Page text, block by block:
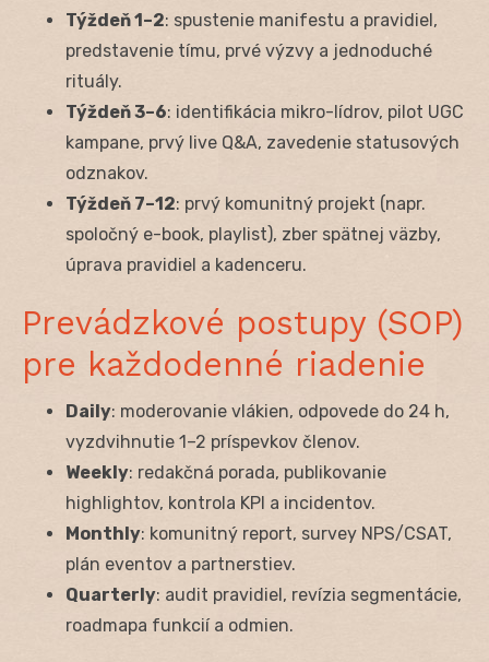
Týždeň 1–2: spustenie manifestu a pravidiel,
predstavenie tímu, prvé výzvy a jednoduché
rituály.
Týždeň 3–6: identifikácia mikro-lídrov, pilot UGC
kampane, prvý live Q&A, zavedenie statusových
odznakov.
Týždeň 7–12: prvý komunitný projekt (napr.
spoločný e-book, playlist), zber spätnej väzby,
úprava pravidiel a kadenceru.
Prevádzkové postupy (SOP)
pre každodenné riadenie
Daily: moderovanie vlákien, odpovede do 24 h,
vyzdvihnutie 1–2 príspevkov členov.
Weekly: redakčná porada, publikovanie
highlightov, kontrola KPI a incidentov.
Monthly: komunitný report, survey NPS/CSAT,
plán eventov a partnerstiev.
Quarterly: audit pravidiel, revízia segmentácie,
roadmapa funkcií a odmien.